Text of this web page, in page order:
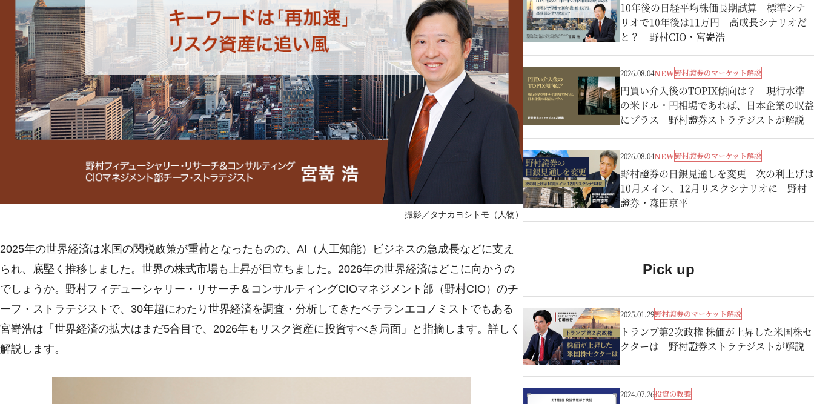
撮影／タナカヨシトモ（人物）
2025年の世界経済は米国の関税政策が重荷となったものの、AI（人工知能）ビジネスの急成長などに支え
られ、底堅く推移しました。世界の株式市場も上昇が目立ちました。2026年の世界経済はどこに向かうの
でしょうか。野村フィデューシャリー・リサーチ＆コンサルティングCIOマネジメント部（野村CIO）のチ
ーフ・ストラテジストで、30年超にわたり世界経済を調査・分析してきたベテランエコノミストでもある
宮嵜浩は「世界経済の拡大はまだ5合目で、2026年もリスク資産に投資すべき局面」と指摘します。詳しく
解説します。
10年後の日経平均株価長期試算 標準シナ
リオで10年後は11万円 高成長シナリオだ
と？ 野村CIO・宮嵜浩
2026.08.04NEW野村證券のマーケット解説
円買い介入後のTOPIX傾向は？ 現行水準
の米ドル・円相場であれば、日本企業の収益
にプラス 野村證券ストラテジストが解説
2026.08.04NEW野村證券のマーケット解説
野村證券の日銀見通しを変更 次の利上げは
10月メイン、12月リスクシナリオに 野村
證券・森田京平
Pick up
2025.01.29野村證券のマーケット解説
トランプ第2次政権 株価が上昇した米国株セ
クターは 野村證券ストラテジストが解説
2024.07.26投資の教養